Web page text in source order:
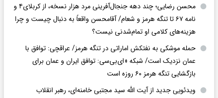
محسن رضایی؛ چند دهه جنجال‌آفرینی مرد هزار نسخه، از کربلای۴ و
نامه ۶۷ تا تنگه هرمز و شعام/ آقا‌محسن واقعاً به دنبال چیست و چرا
هزینه‌های کلامی او تمام‌شدنی نیست؟
حمله موشکی به نفتکش اماراتی در تنگه هرمز/ عراقچی: توافق با
عمان نزدیک است/ شبکه «ای‌بی‌سی: توافق ایران و عمان برای
بازگشایی تنگه هرمز ۶۰ روزه است
ویدئویی جدید از آیت الله سید مجتبی خامنه‌ای، رهبر انقلاب